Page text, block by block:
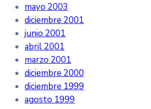
mayo 2003
diciembre 2001
junio 2001
abril 2001
marzo 2001
diciembre 2000
diciembre 1999
agosto 1999